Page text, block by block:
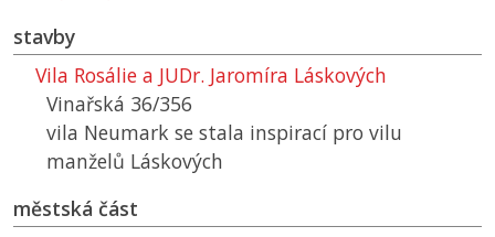
stavby
Vila Rosálie a JUDr. Jaromíra Láskových
Vinařská 36/356
vila Neumark se stala inspirací pro vilu
manželů Láskových
městská část